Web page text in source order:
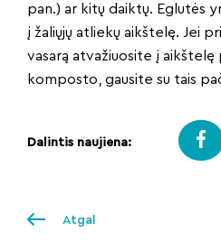
pan.) ar kitų daiktų. Eglutės
į žaliųjų atliekų aikštelę. Jei
vasarą atvažiuosite į
komposto, gausite su tais
Dalintis naujiena:
Atgal